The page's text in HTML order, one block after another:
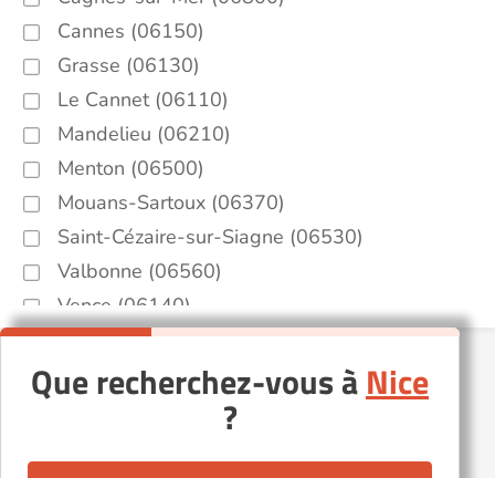
Cannes (06150)
Grasse (06130)
Le Cannet (06110)
Mandelieu (06210)
Menton (06500)
Mouans-Sartoux (06370)
Saint-Cézaire-sur-Siagne (06530)
Valbonne (06560)
Vence (06140)
Que recherchez-vous àNice
?